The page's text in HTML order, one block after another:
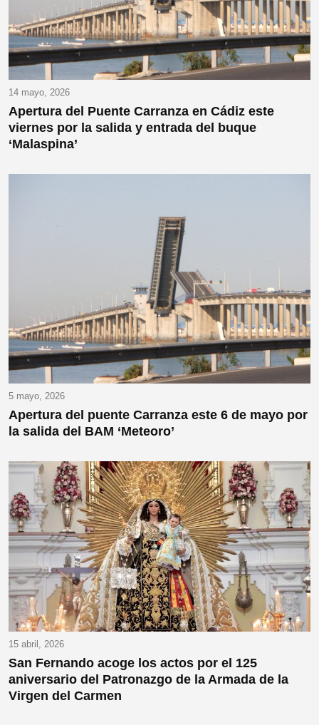
14 mayo, 2026
Apertura del Puente Carranza en Cádiz este
viernes por la salida y entrada del buque
‘Malaspina’
5 mayo, 2026
Apertura del puente Carranza este 6 de mayo por
la salida del BAM ‘Meteoro’
15 abril, 2026
San Fernando acoge los actos por el 125
aniversario del Patronazgo de la Armada de la
Virgen del Carmen